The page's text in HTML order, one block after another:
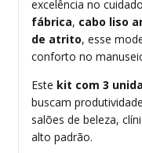
excelência no
fábrica, cabo liso
de atrito, esse
conforto no
Este kit com 3
buscam
salões de beleza,
alto padrão.